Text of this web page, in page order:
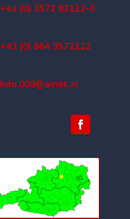
+43 (0) 3572 82122-0
+43 (0) 664 3572122
kdo.009@ainet.at